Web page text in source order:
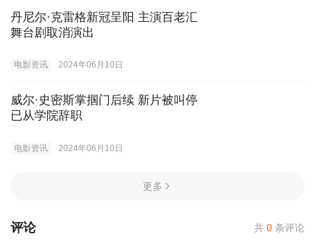
丹尼尔·克雷格新冠呈阳 主演百老汇
舞台剧取消演出
电影资讯 2024年06月10日
威尔·史密斯掌掴门后续 新片被叫停
已从学院辞职
电影资讯 2024年06月10日
更多
评论 共 0 条评论